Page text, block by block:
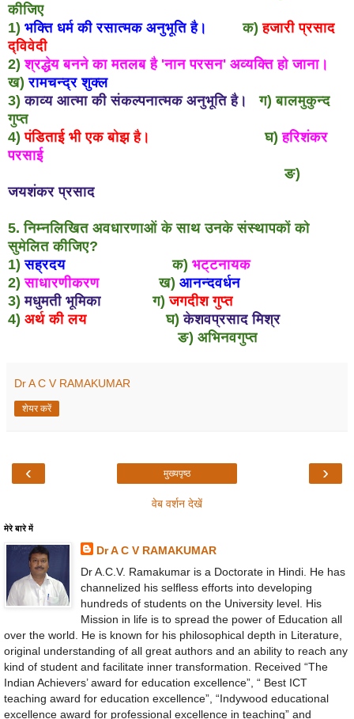
कीजिए
1) भक्ति धर्म की रसात्मक अनुभूति है। क)हजारी प्रसाद
द्विवेदी
2) श्रद्धेय बनने का मतलब है 'नान परसन' अव्यक्ति हो जाना।
ख)रामचन्द्र शुक्ल
3)काव्य आत्मा की संकल्पनात्मक अनुभूति है।
ग) बालमुकुन्द
गुप्त
4)पंडिताई भी एक बोझ है। घ)हरिशंकर
परसाई
ङ)
जयशंकर प्रसाद
5. निम्नलिखित अवधारणाओं के साथ उनके संस्थापकों को
सुमेलित कीजिए?
1)सह्रदय क) भट्टनायक
2)साधारणीकरण ख) आनन्दवर्धन
3)मधुमती भूमिका ग)जगदीश गुप्त
4) अर्थ की लय घ)केशवप्रसाद मिश्र
ङ) अभिनवगुप्त
Dr A C V RAMAKUMAR
शेयर करें
‹ ›
मुख्यपृष्ठ
वेब वर्शन देखें
मेरे बारे में
Dr A C V RAMAKUMAR
Dr A.C.V. Ramakumar is a Doctorate in Hindi. He has
channelized his selfless efforts into developing
hundreds of students on the University level. His
Mission in life is to spread the power of Education all
over the world. He is known for his philosophical depth in Literature,
original understanding of all great authors and an ability to reach any
kind of student and facilitate inner transformation. Received “The
Indian Achievers’ award for education excellence”, “ Best ICT
teaching award for education excellence”, “Indywood educational
excellence award for professional excellence in teaching” and